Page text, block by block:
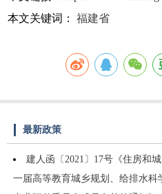
本文关键词：福建省
最新政策
建人函〔2021〕17号《住房和
一届高等教育城乡规划、给排水科